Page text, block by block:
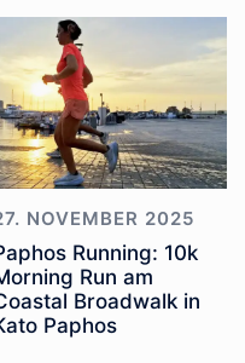
NOVEMBER 2025
Running: 10k
Run am
Broadwalk in
Paphos